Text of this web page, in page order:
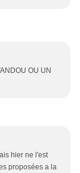
OU UN
hier ne l'est
proposées a la